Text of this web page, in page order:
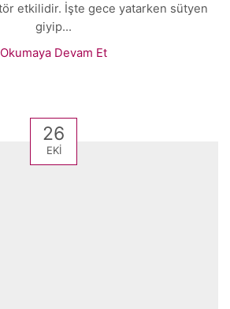
etkilidir. İşte gece yatarken sütyen
giyip...
Okumaya Devam Et
26
EKI